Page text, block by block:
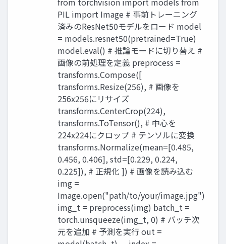
PIL import Image # 事前トレーニング
済みのResNet50モデルをロード model
= models.resnet50(pretrained=True)
model.eval() # 推論モードに切り替え #
画像の前処理を定義 preprocess =
transforms.Compose([
transforms.Resize(256), # 画像を
256x256にリサイズ
transforms.CenterCrop(224),
transforms.ToTensor(), # 中心を
224x224にクロップ # テンソルに変換
transforms.Normalize(mean=[0.485,
0.456, 0.406], std=[0.229, 0.224,
0.225]), # 正規化 ]) # 画像を読み込む
img =
Image.open("path/to/your/image.jpg")
img_t = preprocess(img) batch_t =
torch.unsqueeze(img_t, 0) # バッチ次
元を追加 # 予測を実行 out =